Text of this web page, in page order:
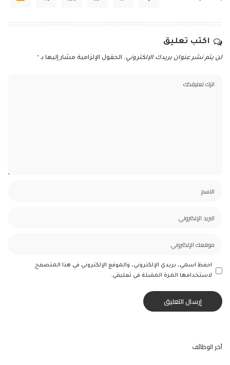
اكتب تعليق
لن يتم نشر عنوان بريدك الإلكتروني. الحقول الإلزامية مشار إليها بـ *
احفظ اسمي، بريدي الإلكتروني، والموقع الإلكتروني في هذا المتصفح
لاستخدامها المرة المقبلة في تعليقي.
آخر الوظائف